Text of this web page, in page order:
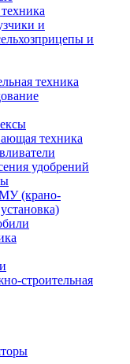
и
и
техника
техника
удобрений
(крано-
строительная